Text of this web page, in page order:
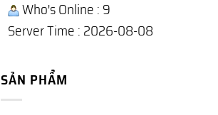
Who's Online : 9
Server Time : 2026-08-08
SẢN PHẨM